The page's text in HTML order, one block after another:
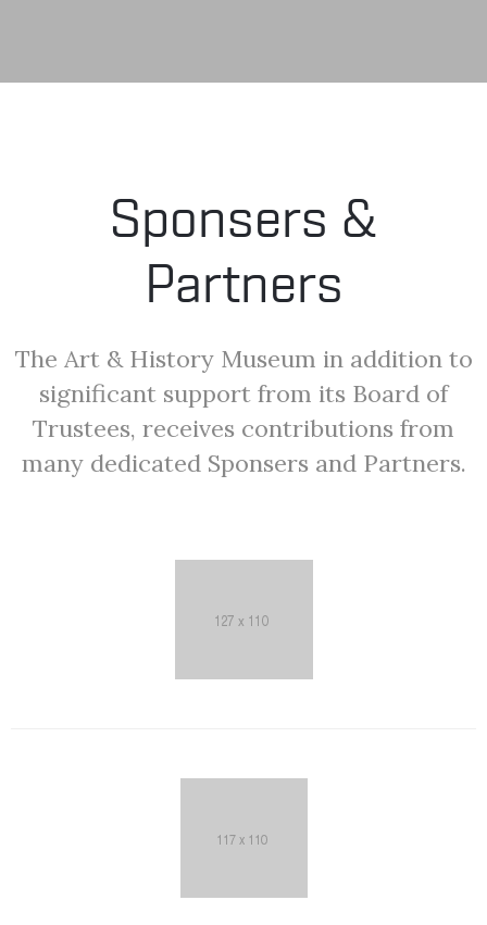
ENGLISH
Sponsers &
Partners
The Art & History Museum in addition to
significant support from its Board of
Trustees, receives contributions from
many dedicated Sponsers and Partners.